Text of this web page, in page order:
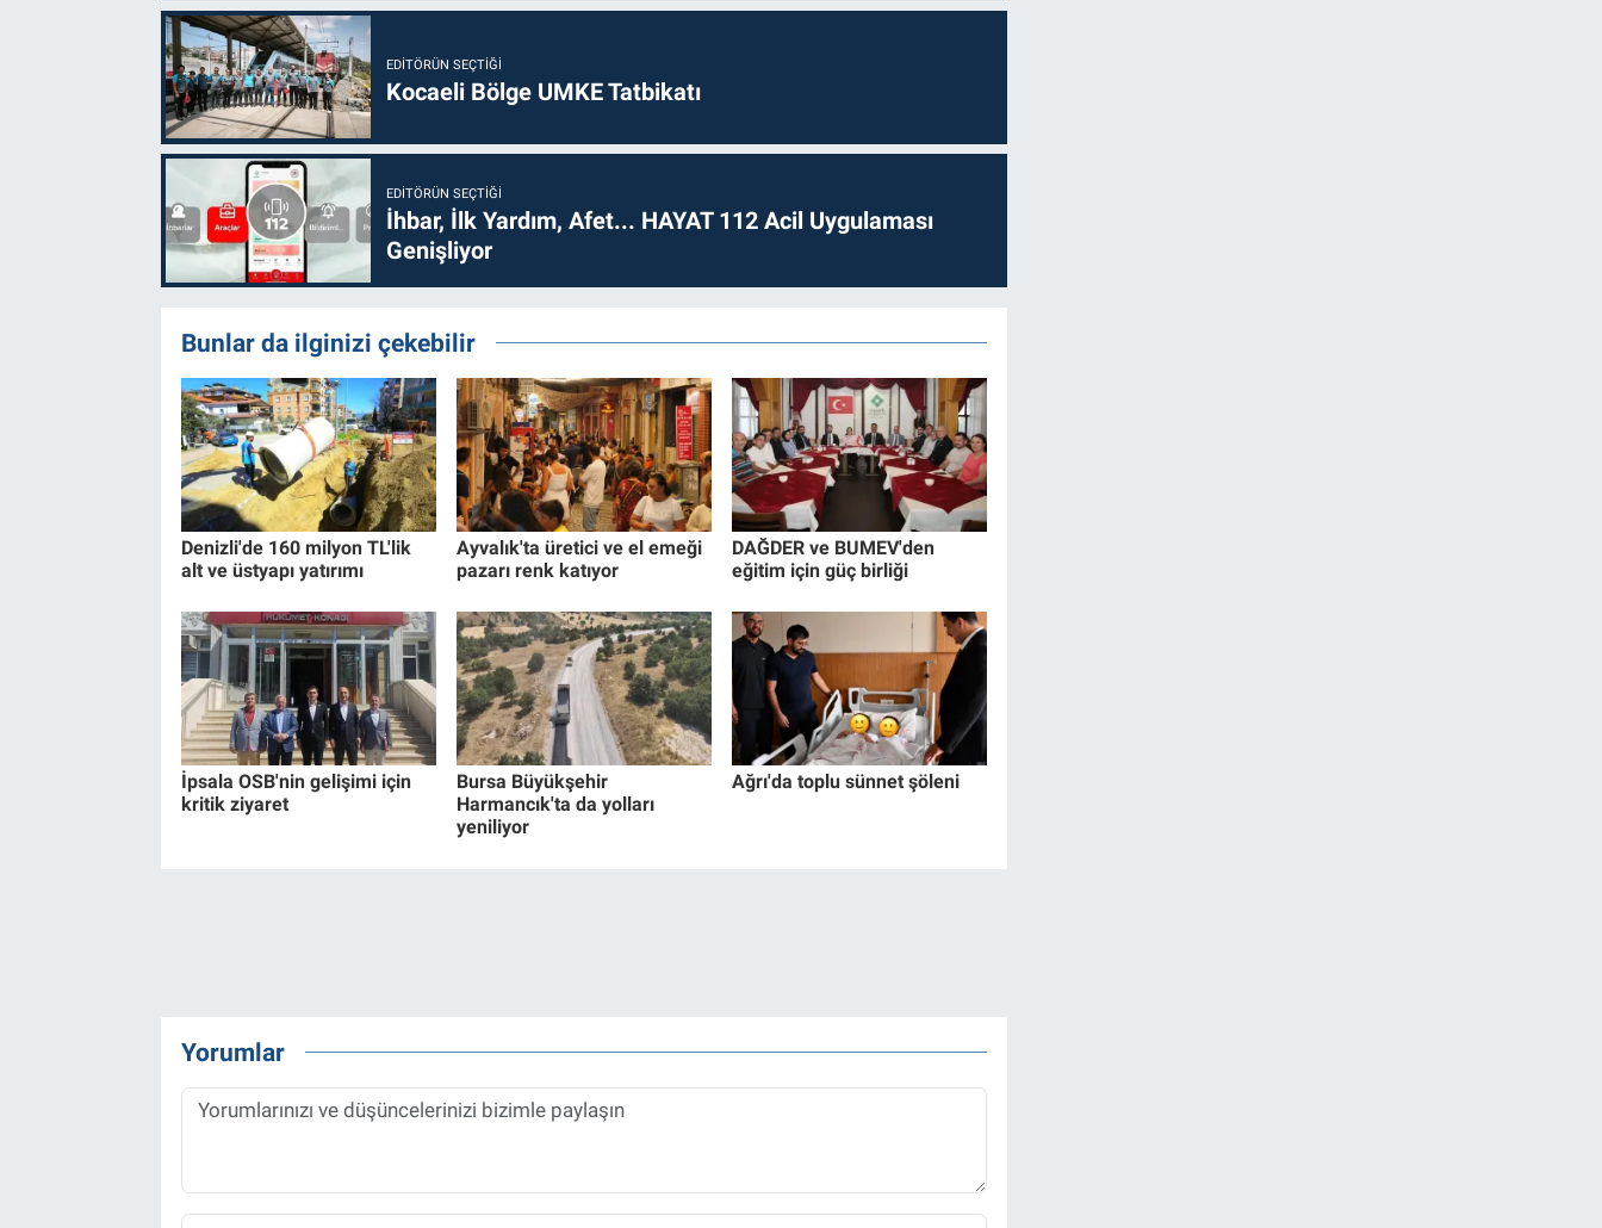
EDITÖRÜN SEÇTIĞI
Kocaeli Bölge UMKE Tatbikatı
EDITÖRÜN SEÇTIĞI
İhbar, İlk Yardım, Afet... HAYAT 112 Acil Uygulaması
Genişliyor
Bunlar da ilginizi çekebilir
Denizli'de 160 milyon TL'lik
alt ve üstyapı yatırımı
Ayvalık'ta üretici ve el emeği
pazarı renk katıyor
DAĞDER ve BUMEV'den
eğitim için güç birliği
İpsala OSB'nin gelişimi için
kritik ziyaret
Bursa Büyükşehir
Harmancık'ta da yolları
yeniliyor
Ağrı'da toplu sünnet şöleni
Yorumlar